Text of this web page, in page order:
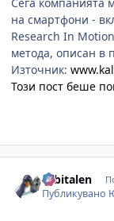
на смартфони -
Research In
метода, описан в
Източник:
Този пост беше
orbitalen
Публикувано